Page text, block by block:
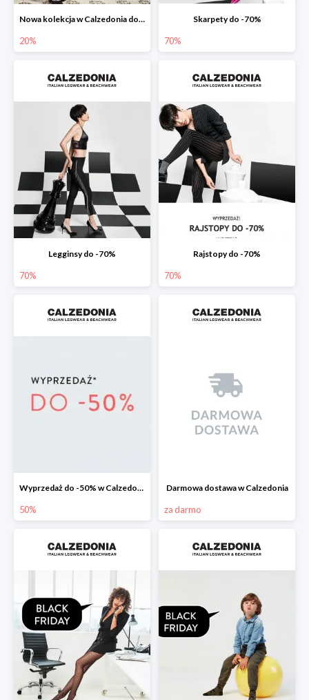
Nowa kolekcja w Calzedonia do -20%
20%
Skarpety do -70%
70%
Legginsy do -70%
70%
Rajstopy do -70%
70%
Wyprzedaż do -50% w Calzedonia
50%
Darmowa dostawa w Calzedonia
za darmo